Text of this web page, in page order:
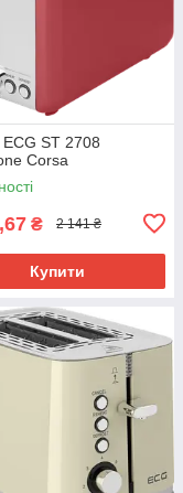
ECG ST 2708
Corsa
₴ 2 141 ₴
Купити